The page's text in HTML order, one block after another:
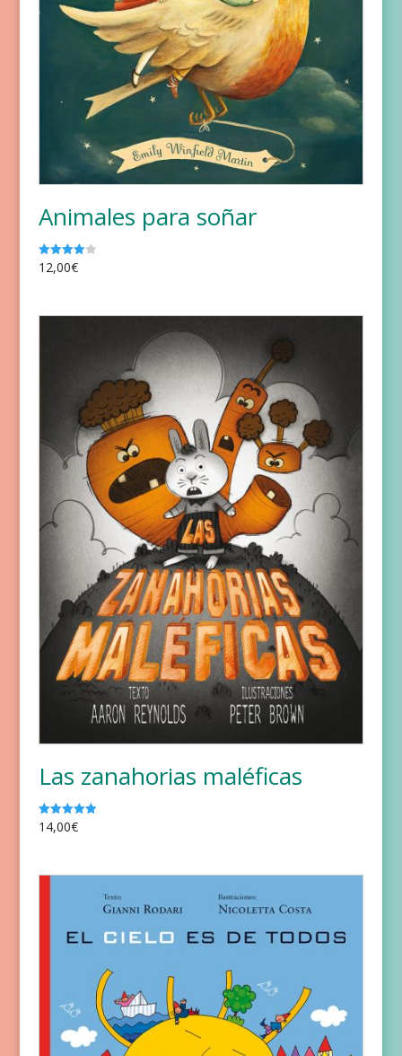
Animales para soñar
Valorado
con
12,00€
Las zanahorias maléficas
Valorado
con
14,00€